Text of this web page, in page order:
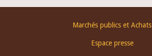
Marchés publics et Achats
Espace presse